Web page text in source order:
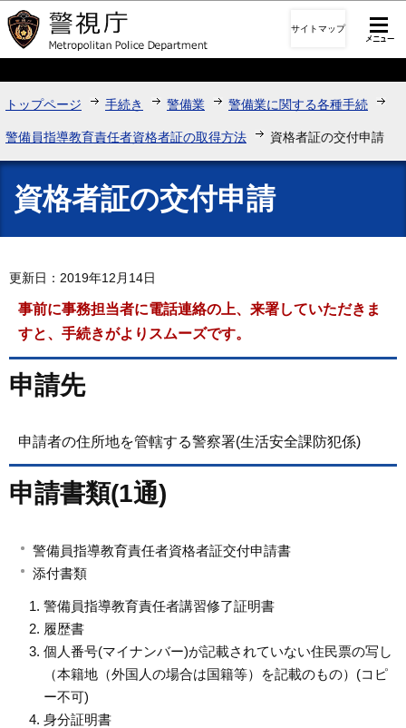
このページの本文へ移動
サイトマップ
トップページ 手続き 警備業 警備業に関する各種手続
警備員指導教育責任者資格者証の取得方法 資格者証の交付申請
資格者証の交付申請
更新日：2019年12月14日
事前に事務担当者に電話連絡の上、来署していただきま
すと、手続きがよりスムーズです。
申請先
申請者の住所地を管轄する警察署(生活安全課防犯係)
申請書類(1通)
警備員指導教育責任者資格者証交付申請書
添付書類
警備員指導教育責任者講習修了証明書
履歴書
個人番号(マイナンバー)が記載されていない住民票の写し
（本籍地（外国人の場合は国籍等）を記載のもの）(コピ
ー不可)
身分証明書